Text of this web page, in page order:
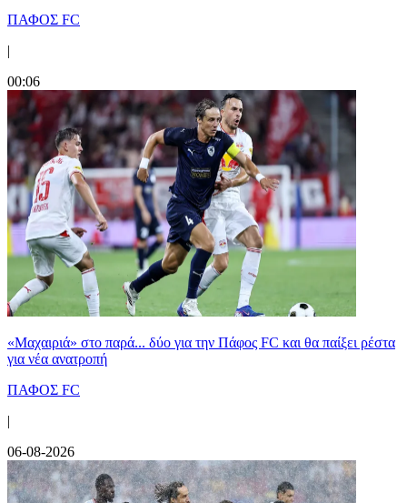
ΠΑΦΟΣ FC
|
00:06
«Μαχαιριά» στο παρά... δύο για την Πάφος FC και θα παίξει ρέστα
για νέα ανατροπή
ΠΑΦΟΣ FC
|
06-08-2026